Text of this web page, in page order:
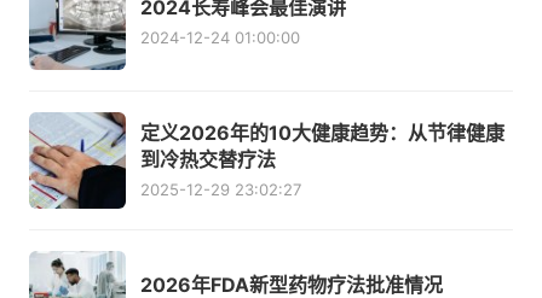
2024长寿峰会最佳演讲
2024-12-24 01:00:00
定义2026年的10大健康趋势：从节律健康
到冷热交替疗法
2025-12-29 23:02:27
2026年FDA新型药物疗法批准情况